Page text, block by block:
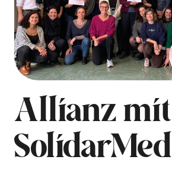
Allianz mit
SolidarMed